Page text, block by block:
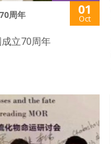
周年 01
Oct
立70周年